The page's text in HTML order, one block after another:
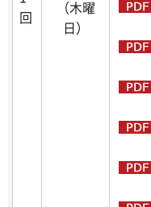
回
（木曜
日）